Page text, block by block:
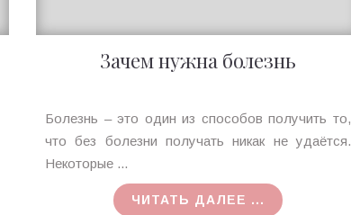
Зачем нужна болезнь
Ирина
MagicTantra
10.12.2015
Болезнь – это один из способов получить то,
что без болезни получать никак не удаётся.
Некоторые ...
ЧИТАТЬ ДАЛЕЕ ...